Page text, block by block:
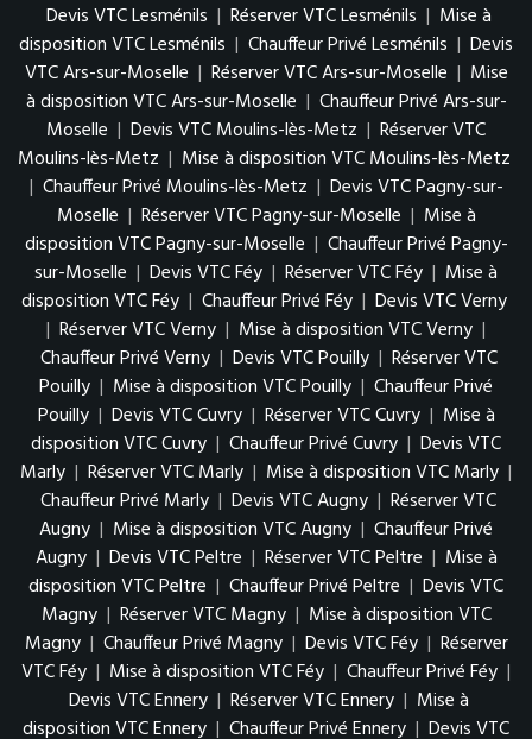
Devis VTC Lesménils | Réserver VTC Lesménils | Mise à
disposition VTC Lesménils | Chauffeur Privé Lesménils | Devis
VTC Ars-sur-Moselle | Réserver VTC Ars-sur-Moselle | Mise
à disposition VTC Ars-sur-Moselle | Chauffeur Privé Ars-sur-
Moselle | Devis VTC Moulins-lès-Metz | Réserver VTC
Moulins-lès-Metz | Mise à disposition VTC Moulins-lès-Metz
| Chauffeur Privé Moulins-lès-Metz | Devis VTC Pagny-sur-
Moselle | Réserver VTC Pagny-sur-Moselle | Mise à
disposition VTC Pagny-sur-Moselle | Chauffeur Privé Pagny-
sur-Moselle | Devis VTC Féy | Réserver VTC Féy | Mise à
disposition VTC Féy | Chauffeur Privé Féy | Devis VTC Verny
| Réserver VTC Verny | Mise à disposition VTC Verny |
Chauffeur Privé Verny | Devis VTC Pouilly | Réserver VTC
Pouilly | Mise à disposition VTC Pouilly | Chauffeur Privé
Pouilly | Devis VTC Cuvry | Réserver VTC Cuvry | Mise à
disposition VTC Cuvry | Chauffeur Privé Cuvry | Devis VTC
Marly | Réserver VTC Marly | Mise à disposition VTC Marly |
Chauffeur Privé Marly | Devis VTC Augny | Réserver VTC
Augny | Mise à disposition VTC Augny | Chauffeur Privé
Augny | Devis VTC Peltre | Réserver VTC Peltre | Mise à
disposition VTC Peltre | Chauffeur Privé Peltre | Devis VTC
Magny | Réserver VTC Magny | Mise à disposition VTC
Magny | Chauffeur Privé Magny | Devis VTC Féy | Réserver
VTC Féy | Mise à disposition VTC Féy | Chauffeur Privé Féy |
Devis VTC Ennery | Réserver VTC Ennery | Mise à
disposition VTC Ennery | Chauffeur Privé Ennery | Devis VTC